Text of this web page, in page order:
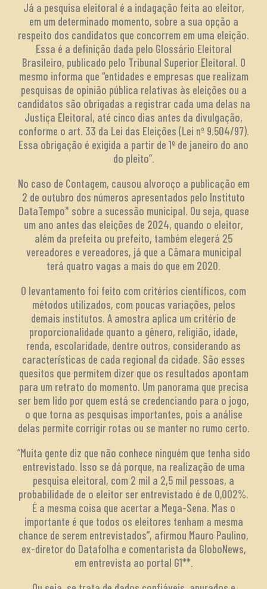
Já a pesquisa eleitoral é a indagação feita ao eleitor,
em um determinado momento, sobre a sua opção a
respeito dos candidatos que concorrem em uma eleição.
Essa é a definição dada pelo Glossário Eleitoral
Brasileiro, publicado pelo Tribunal Superior Eleitoral. O
mesmo informa que “entidades e empresas que realizam
pesquisas de opinião pública relativas às eleições ou a
candidatos são obrigadas a registrar cada uma delas na
Justiça Eleitoral, até cinco dias antes da divulgação,
conforme o art. 33 da Lei das Eleições (Lei nº 9.504/97).
Essa obrigação é exigida a partir de 1º de janeiro do ano
do pleito”.
No caso de Contagem, causou alvoroço a publicação em
2 de outubro dos números apresentados pelo Instituto
DataTempo* sobre a sucessão municipal. Ou seja, quase
um ano antes das eleições de 2024, quando o eleitor,
além da prefeita ou prefeito, também elegerá 25
vereadores e vereadores, já que a Câmara municipal
terá quatro vagas a mais do que em 2020.
O levantamento foi feito com critérios científicos, com
métodos utilizados, com poucas variações, pelos
demais institutos. A amostra aplica um critério de
proporcionalidade quanto a gênero, religião, idade,
renda, escolaridade, dentre outros, considerando as
características de cada regional da cidade. São esses
quesitos que permitem dizer que os resultados apontam
para um retrato do momento. Um panorama que precisa
ser bem lido por quem está se credenciando para o jogo,
o que torna as pesquisas importantes, pois a análise
delas permite corrigir rotas ou se manter no rumo certo.
“Muita gente diz que não conhece ninguém que tenha sido
entrevistado. Isso se dá porque, na realização de uma
pesquisa eleitoral, com 2 mil a 2,5 mil pessoas, a
probabilidade de o eleitor ser entrevistado é de 0,002%.
É a mesma coisa que acertar a Mega-Sena. Mas o
importante é que todos os eleitores tenham a mesma
chance de serem entrevistados”, afirmou Mauro Paulino,
ex-diretor do Datafolha e comentarista da GloboNews,
em entrevista ao portal G1**.